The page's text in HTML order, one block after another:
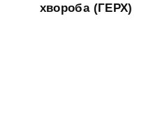
хвороба (ГЕРХ)